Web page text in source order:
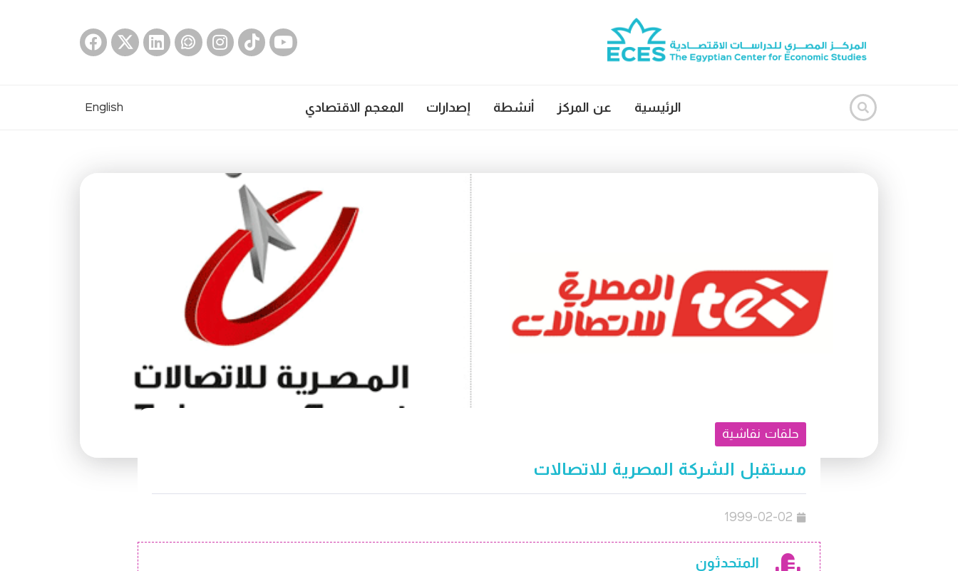
الرئيسية عن المركز أنشطة إصدارات المعجم الاقتصادي English
حلقات نقاشية
مستقبل الشركة المصرية للاتصالات
1999-02-02
المتحدثون